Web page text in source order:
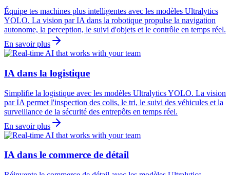
Équipe tes machines plus intelligentes avec les modèles Ultralytics
YOLO. La vision par IA dans la robotique propulse la navigation
autonome, la perception, le suivi d'objets et le contrôle en temps réel.
En savoir plus
IA dans la logistique
Simplifie la logistique avec les modèles Ultralytics YOLO. La vision
par IA permet l'inspection des colis, le tri, le suivi des véhicules et la
surveillance de la sécurité des entrepôts en temps réel.
En savoir plus
IA dans le commerce de détail